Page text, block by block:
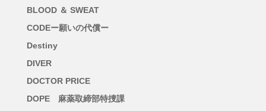
BLOOD ＆ SWEAT
CODEー願いの代償ー
Destiny
DIVER
DOCTOR PRICE
DOPE 麻薬取締部特捜課